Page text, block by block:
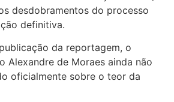
desdobramentos do processo
definitiva.
da reportagem, o
Alexandre de Moraes ainda não
oficialmente sobre o teor da